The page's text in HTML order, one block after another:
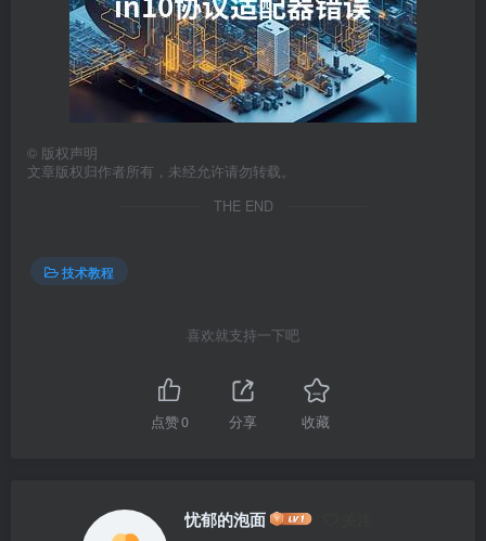
© 版权声明
文章版权归作者所有，未经允许请勿转载。
THE END
技术教程
喜欢就支持一下吧
点赞0 分享 收藏
忧郁的泡面